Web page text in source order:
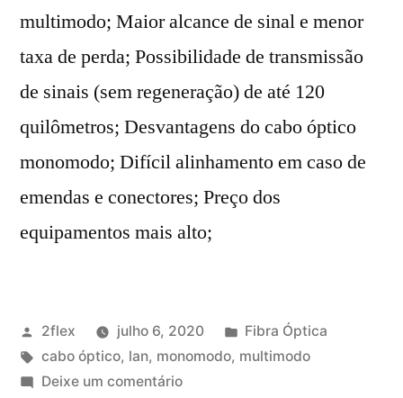
multimodo; Maior alcance de sinal e menor
taxa de perda; Possibilidade de transmissão
de sinais (sem regeneração) de até 120
quilômetros; Desvantagens do cabo óptico
monomodo; Difícil alinhamento em caso de
emendas e conectores; Preço dos
equipamentos mais alto;
2flex julho 6, 2020
Fibra Óptica
cabo óptico, lan, monomodo, multimodo
Deixe um comentário